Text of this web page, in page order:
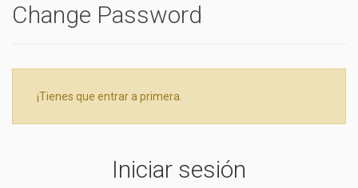
Change Password
¡Tienes que entrar a primera.
Iniciar sesión